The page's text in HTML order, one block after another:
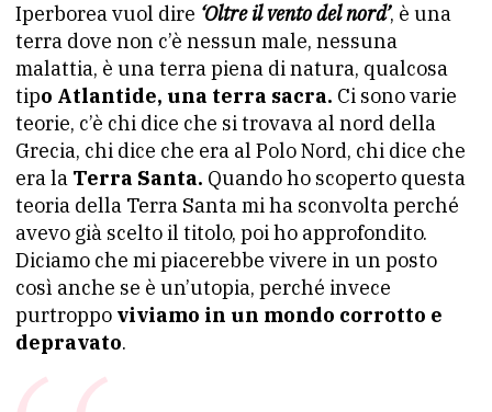
Iperborea vuol dire ‘Oltre il vento del nord’, è una
terra dove non c’è nessun male, nessuna
malattia, è una terra piena di natura, qualcosa
tipo Atlantide, una terra sacra. Ci sono varie
teorie, c’è chi dice che si trovava al nord della
Grecia, chi dice che era al Polo Nord, chi dice che
era la Terra Santa. Quando ho scoperto questa
teoria della Terra Santa mi ha sconvolta perché
avevo già scelto il titolo, poi ho approfondito.
Diciamo che mi piacerebbe vivere in un posto
così anche se è un’utopia, perché invece
purtroppo viviamo in un mondo corrotto e
depravato.